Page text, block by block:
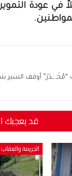
في عودة
ــدَرْ” أوقف السير
قد يعجبك
الجريمة والعقاب